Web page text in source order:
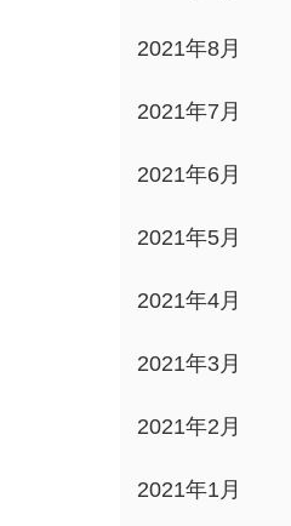
2021年8月
2021年7月
2021年6月
2021年5月
2021年4月
2021年3月
2021年2月
2021年1月